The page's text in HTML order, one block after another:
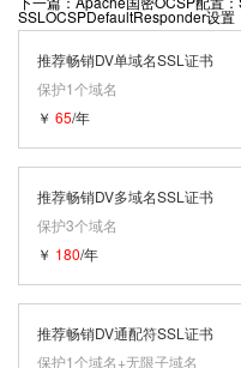
SSLOCSPDefaultResponder设置
推荐畅销DV单域名SSL证书
保护1个域名
￥ 65/年
推荐畅销DV多域名SSL证书
保护3个域名
￥ 180/年
推荐畅销DV通配符SSL证书
保护1个域名+无限子域名